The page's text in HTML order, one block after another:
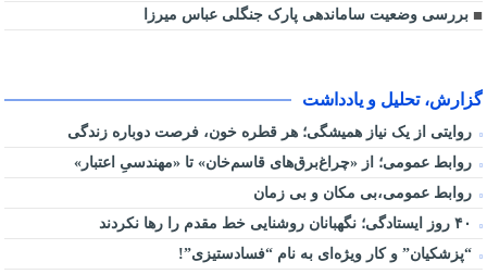
بررسی وضعیت ساماندهی پارک جنگلی عباس میرزا
گزارش، تحلیل و یادداشت
روایتی از یک نیاز همیشگی؛ هر قطره خون، فرصت دوباره زندگی
روابط عمومی؛ از «چراغ‌برق‌های قاسم‌خان» تا «مهندسیِ اعتبار»
روابط عمومی،بی مکان و بی زمان
“پزشکیان” و کار ویژه‌ای به نام “فسادستیزی”!